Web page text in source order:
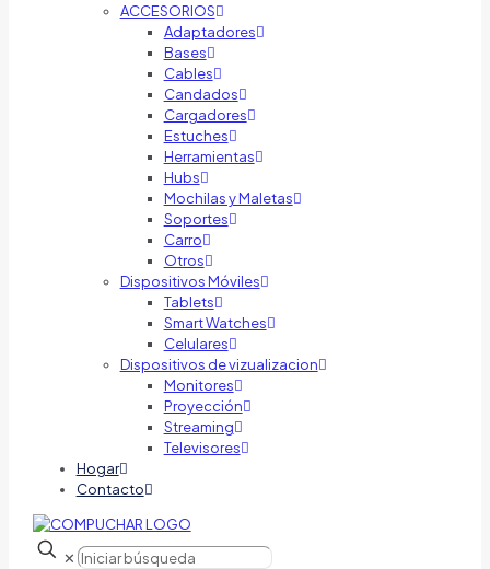
ACCESORIOS
Adaptadores
Bases
Cables
Candados
Cargadores
Estuches
Herramientas
Hubs
Mochilas y Maletas
Soportes
Carro
Otros
Dispositivos Móviles
Tablets
Smart Watches
Celulares
Dispositivos de vizualizacion
Monitores
Proyección
Streaming
Televisores
Hogar
Contacto
✕